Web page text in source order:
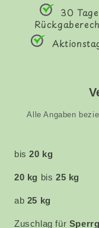
30 Tage
Alle Angaben
bis20 kg
20 kg bis 25 kg
ab 25 kg
Zuschlag für